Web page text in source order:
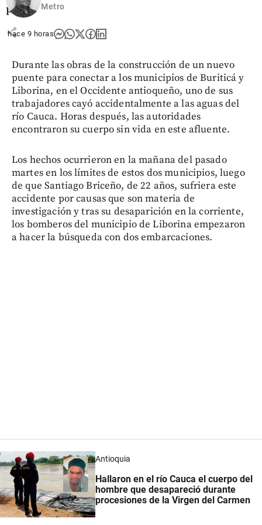
pasó?
share
Metro
hace 9 horas
Durante las obras de la construcción de un nuevo
puente para conectar a los municipios de Buriticá y
Liborina, en el Occidente antioqueño, uno de sus
trabajadores cayó accidentalmente a las aguas del
río Cauca. Horas después, las autoridades
encontraron su cuerpo sin vida en este afluente.
Los hechos ocurrieron en la mañana del pasado
martes en los límites de estos dos municipios, luego
de que Santiago Briceño, de 22 años, sufriera este
accidente por causas que son materia de
investigación y tras su desaparición en la corriente,
los bomberos del municipio de Liborina empezaron
a hacer la búsqueda con dos embarcaciones.
Antioquia
Hallaron en el río Cauca el cuerpo del
hombre que desapareció durante
procesiones de la Virgen del Carmen